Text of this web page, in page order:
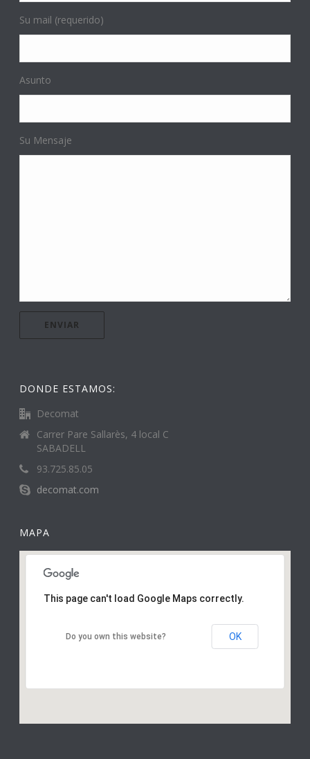
Su mail (requerido)
Asunto
Su Mensaje
DONDE ESTAMOS:
Decomat
Carrer Pare Sallarès, 4 local C
SABADELL
93.725.85.05
decomat.com
MAPA
This page can't load Google Maps correctly.
Do you own this website? OK